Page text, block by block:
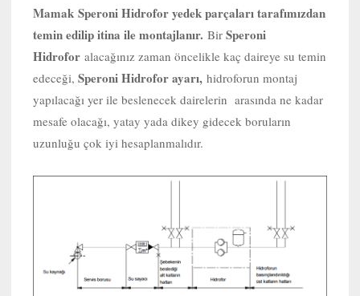
Mamak Speroni Hidrofor yedek parçaları tarafımızdan
temin edilip itina ile montajlanır. Bir Speroni
Hidrofor alacağınız zaman öncelikle kaç daireye su temin
edeceği, Speroni Hidrofor ayarı, hidroforun montaj
yapılacağı yer ile beslenecek dairelerin arasında ne kadar
mesafe olacağı, yatay yada dikey gidecek boruların
uzunluğu çok iyi hesaplanmalıdır.